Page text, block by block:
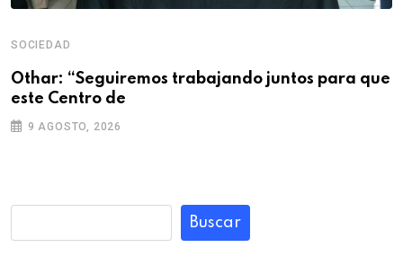
SOCIEDAD
Othar: “Seguiremos trabajando juntos para que
este Centro de
9 AGOSTO, 2026
Buscar